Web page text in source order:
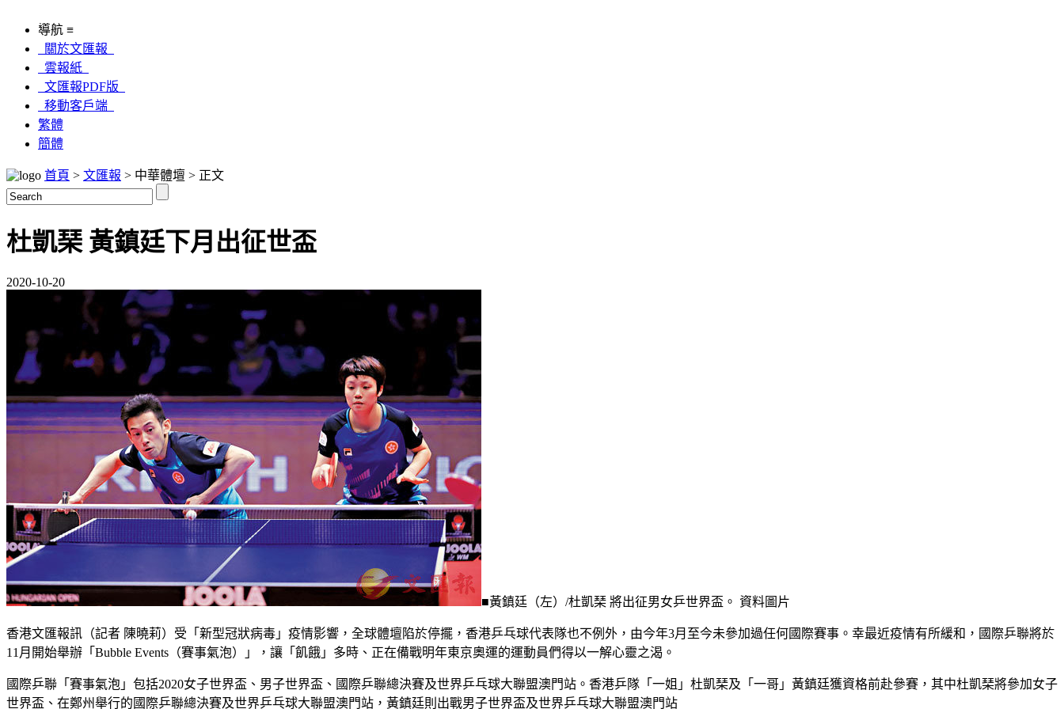
導航 ≡
關於文匯報
雲報紙
文匯報PDF版
移動客戶端
繁體
簡體
首頁 > 文匯報 > 中華體壇 > 正文
杜凱琹 黃鎮廷下月出征世盃
2020-10-20
■黃鎮廷（左）/杜凱琹 將出征男女乒世界盃。 資料圖片
香港文匯報訊（記者 陳曉莉）受「新型冠狀病毒」疫情影響，全球體壇陷於停擺，香港乒乓球代表隊也不例外，由今年3月至今未參加過任何國際賽事。幸最近疫情有所緩和，國際乒聯將於
11月開始舉辦「Bubble Events（賽事氣泡）」，讓「飢餓」多時、正在備戰明年東京奧運的運動員們得以一解心靈之渴。
國際乒聯「賽事氣泡」包括2020女子世界盃、男子世界盃、國際乒聯總決賽及世界乒乓球大聯盟澳門站。香港乒隊「一姐」杜凱琹及「一哥」黃鎮廷獲資格前赴參賽，其中杜凱琹將參加女子
世界盃、在鄭州舉行的國際乒聯總決賽及世界乒乓球大聯盟澳門站，黃鎮廷則出戰男子世界盃及世界乒乓球大聯盟澳門站